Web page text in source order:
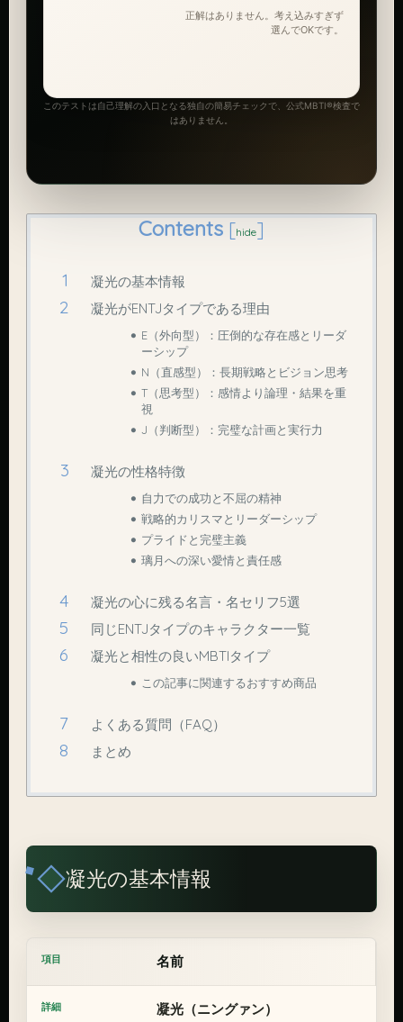
正解はありません。考え込みすぎず
選んでOKです。
このテストは自己理解の入口となる独自の簡易チェックで、公式MBTI®検査で
はありません。
Contents [hide]
凝光の基本情報
凝光がENTJタイプである理由
E（外向型）：圧倒的な存在感とリーダ
ーシップ
N（直感型）：長期戦略とビジョン思考
T（思考型）：感情より論理・結果を重
視
J（判断型）：完璧な計画と実行力
凝光の性格特徴
自力での成功と不屈の精神
戦略的カリスマとリーダーシップ
プライドと完璧主義
璃月への深い愛情と責任感
凝光の心に残る名言・名セリフ5選
同じENTJタイプのキャラクター一覧
凝光と相性の良いMBTIタイプ
この記事に関連するおすすめ商品
よくある質問（FAQ）
まとめ
凝光の基本情報
名前
凝光（ニングァン）